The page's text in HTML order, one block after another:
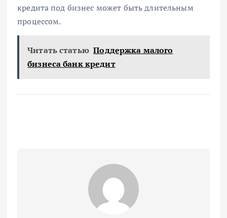
кредита под бизнес может быть длительным
процессом.
Читать статью Поддержка малого
бизнеса банк кредит